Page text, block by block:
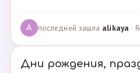
A последней зашла alikaya ·
Дни рождения,